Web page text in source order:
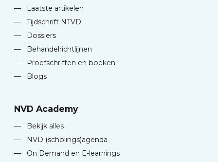
—
Laatste artikelen
—
Tijdschrift NTVD
—
Dossiers
—
Behandelrichtlijnen
—
Proefschriften en boeken
—
Blogs
NVD Academy
—
Bekijk alles
—
NVD (scholings)agenda
—
On Demand en E-learnings